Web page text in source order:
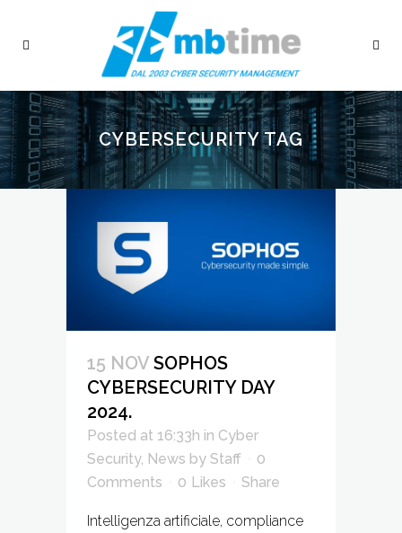
CYBERSECURITY TAG
15 NOV SOPHOS
CYBERSECURITY DAY
2024.
Posted at 16:33h in Cyber
Security, News by Staff
0
Comments
0 Likes Share
Intelligenza artificiale, compliance